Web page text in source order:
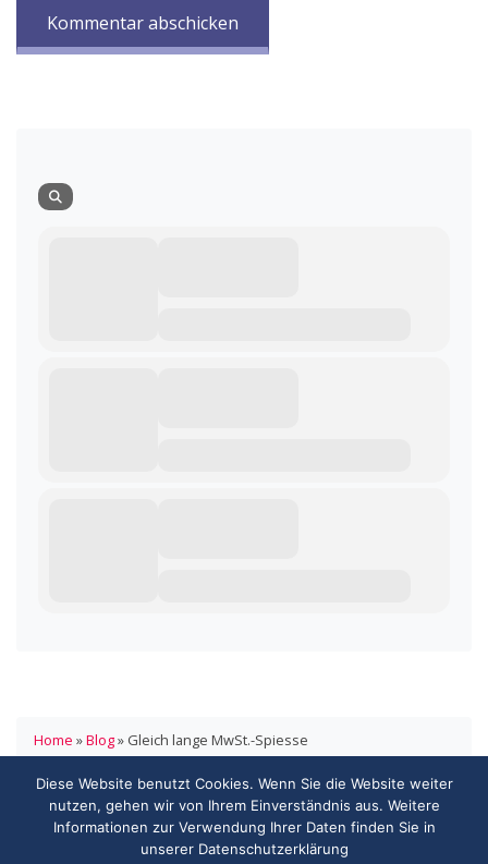
Home »Blog» Gleich lange MwSt.-Spiesse
HANDELSVERBAND.swiss
ASSOCIATION DE COMMERCE.swiss
Diese Website benutzt Cookies. Wenn Sie die Website weiter
nutzen, gehen wir von Ihrem Einverständnis aus. Weitere
Informationen zur Verwendung Ihrer Daten finden Sie in
unserer Datenschutzerklärung